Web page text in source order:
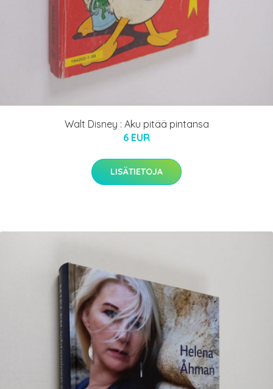
Walt Disney : Aku pitää pintansa
6 EUR
LISÄTIETOJA